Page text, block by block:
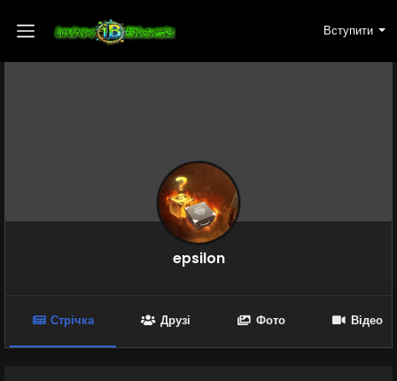
Вступити
epsilon
Стрічка Друзі Фото Відео